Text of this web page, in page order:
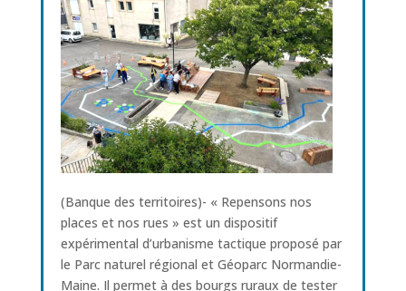
(Banque des territoires)- « Repensons nos
places et nos rues » est un dispositif
expérimental d’urbanisme tactique proposé par
le Parc naturel régional et Géoparc Normandie-
Maine. Il permet à des bourgs ruraux de tester